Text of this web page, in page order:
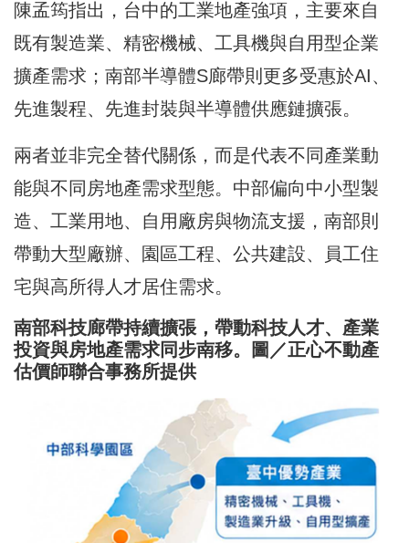
陳孟筠指出，台中的工業地產強項，主要來自
既有製造業、精密機械、工具機與自用型企業
擴產需求；南部半導體S廊帶則更多受惠於AI、
先進製程、先進封裝與半導體供應鏈擴張。
兩者並非完全替代關係，而是代表不同產業動
能與不同房地產需求型態。中部偏向中小型製
造、工業用地、自用廠房與物流支援，南部則
帶動大型廠辦、園區工程、公共建設、員工住
宅與高所得人才居住需求。
南部科技廊帶持續擴張，帶動科技人才、產業
投資與房地產需求同步南移。圖／正心不動產
估價師聯合事務所提供